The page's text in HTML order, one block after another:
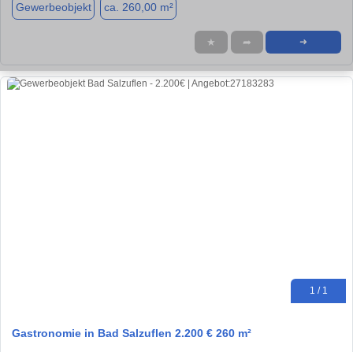
Gewerbeobjekt ca. 260,00 m²
★ ➦ ➜
1 / 1
Gastronomie in Bad Salzuflen 2.200 € 260 m²